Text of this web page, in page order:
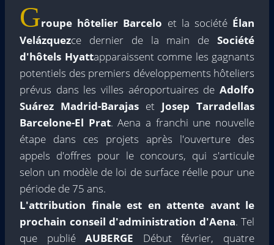
Groupe hôtelier Barcelo et la société Élan
Velázquezce dernier de la main de Société
d'hôtels Hyattapparaissent comme les gagnants
potentiels des premiers développements hôteliers
prévus dans les villes aéroportuaires de Adolfo
Suárez Madrid-Barajas et Josep Tarradellas
Barcelone-El Prat. Aena a franchi une nouvelle
étape dans ces projets après l'ouverture des
appels d'offres pour le concours, qui s'articule
selon un modèle de loi de surface réelle pour une
période de 75 ans.
L'attribution finale est en attente avant le
prochain conseil d'administration d'Aena. Tel
que publiéAUBERGE Début février, quatre